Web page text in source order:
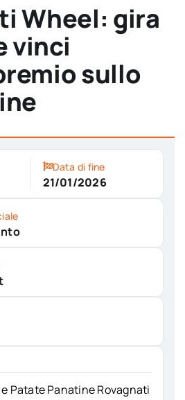
Wheel: gira
vinci
sullo
Data di fine
21/01/2026
Patate Panatine Rovagnati